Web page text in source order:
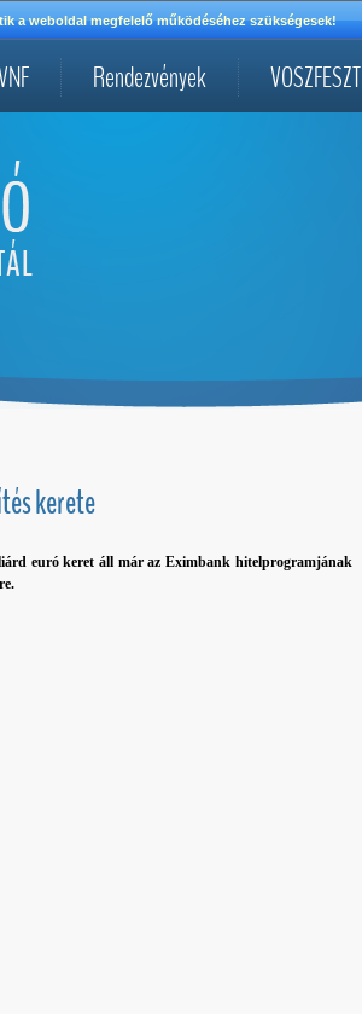
a weboldal megfelelő működéséhez szükségesek!
Rendezvények VOSZFESZT
kerete
euró keret áll már az Eximbank hitelprogramjának